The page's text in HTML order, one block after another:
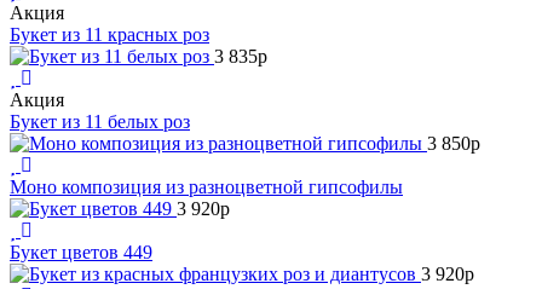
Акция
Букет из 11 красных роз
3 835p
Акция
Букет из 11 белых роз
3 850p
Моно композиция из разноцветной гипсофилы
3 920p
Букет цветов 449
3 920p